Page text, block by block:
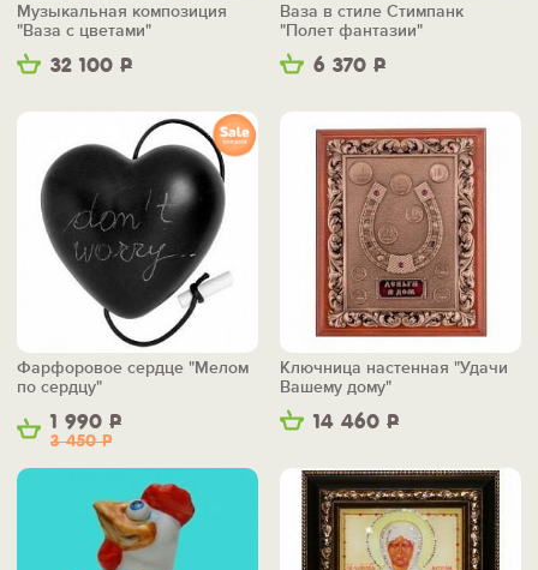
32 100 Р
Музыкальная композиция
"Ваза с цветами"
6 370 Р
Ваза в стиле Стимпанк
"Полет фантазии"
1 990 Р
3 450Р
Фарфоровое сердце "Мелом
по сердцу"
14 460 Р
Ключница настенная "Удачи
Вашему дому"